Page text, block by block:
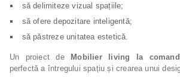
să delimiteze vizual spațiile;
să ofere depozitare inteligentă;
să păstreze unitatea estetică.
Un proiect de Mobilier living la
perfectă a întregului spațiu și crearea unui